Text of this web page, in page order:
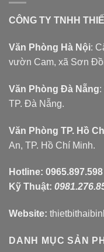
CÔNG TY TNHH
Văn Phòng Hà Nội:
vườn Cam, xã Sơn
Văn Phòng Đà Nẵng:
TP. Đà Nẵng.
Văn Phòng TP. Hồ
An, TP. Hồ Chí Minh.
Hotline: 0965.897.598
Kỹ Thuật:
Website:
DANH MỤC SẢN